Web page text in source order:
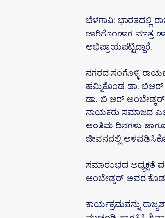
ಬೆಳಗಾವಿ: ಭಾರತದಲ್ಲಿ
ಜಾರಿಗೊಂಡಾಗ ಮಾತ್ರ
ಅಭಿಪ್ರಾಯಪಟ್ಟಿದ್ದಾರೆ.
ನಗರದ ಸಂಗೊಳ್ಳಿ
ಹಮ್ಮಿಕೊಂಡ ಡಾ. ಬಿಆರ್
ಡಾ. ಬಿ ಆರ್ ಅಂಬೇಡ್ಕರ್
ನಾಯಕರು ಸಮಾಜದ
ಅಂತಿಮ ದಿನಗಳು ಹಾಗೂ
ಜೀವನದಲ್ಲಿ
ಸಮಾರಂಭದ ಅಧ್ಯಕ್ಷತೆ
ಅಂಬೇಡ್ಕರ್ ಅವರ
ಕಾರ್ಯಕ್ರಮವನ್ನು